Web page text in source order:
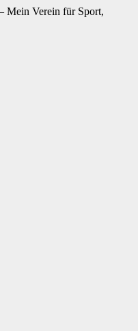
Mein Verein für Sport,